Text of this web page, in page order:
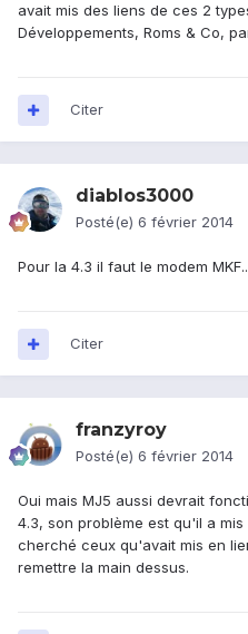
avait mis des liens de ces 2
Développements, Roms & Co,
Citer
diablos3000
Posté(e) 6 février 2014
Pour la 4.3 il faut le modem
Citer
franzyroy
Posté(e) 6 février 2014
Oui mais MJ5 aussi devrait
4.3, son problème est qu'il a
cherché ceux qu'avait mis en
remettre la main dessus.